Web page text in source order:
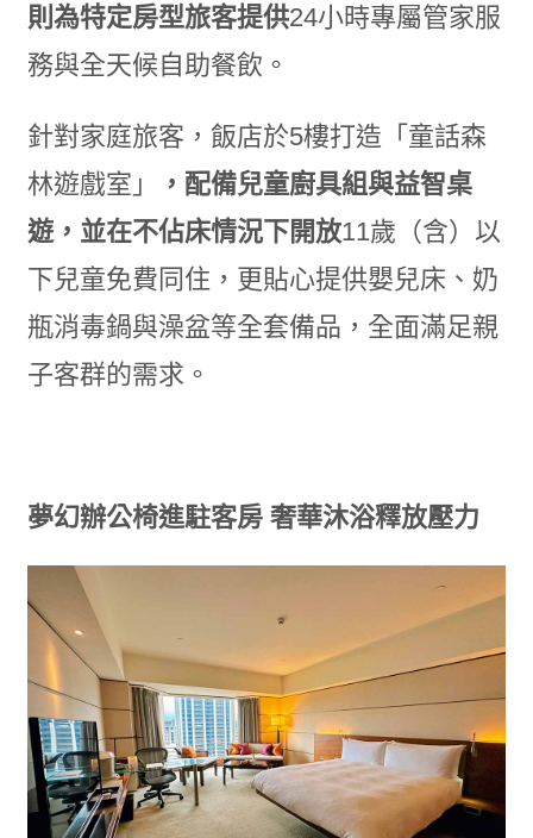
則為特定房型旅客提供24小時專屬管家服
務與全天候自助餐飲。
針對家庭旅客，飯店於5樓打造「童話森
林遊戲室」
，配備兒童廚具組與益智桌
遊，並在不佔床情況下開放11歲（含）以
下兒童免費同住，更貼心提供嬰兒床、奶
瓶消毒鍋與澡盆等全套備品，全面滿足親
子客群的需求。
夢幻辦公椅進駐客房 奢華沐浴釋放壓力